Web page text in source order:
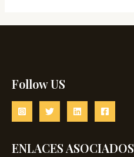
Follow US
ENLACES ASOCIADOS